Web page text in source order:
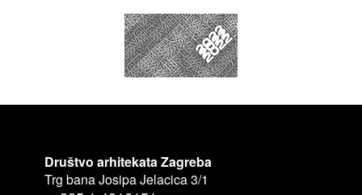
Društvo arhitekata Zagreba
Trg bana Josipa Jelacica 3/1